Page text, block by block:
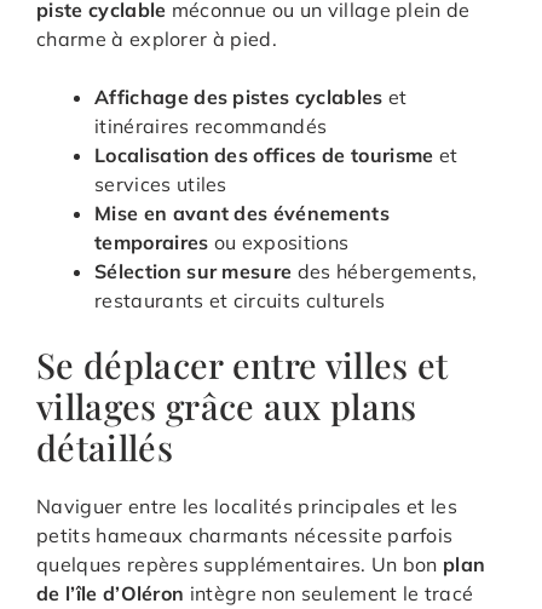
piste cyclable méconnue ou un village plein de
charme à explorer à pied.
Affichage des pistes cyclables et
itinéraires recommandés
Localisation des offices de tourisme et
services utiles
Mise en avant des événements
temporaires ou expositions
Sélection sur mesure des hébergements,
restaurants et circuits culturels
Se déplacer entre villes et
villages grâce aux plans
détaillés
Naviguer entre les localités principales et les
petits hameaux charmants nécessite parfois
quelques repères supplémentaires. Un bon plan
de l’île d’Oléron intègre non seulement le tracé